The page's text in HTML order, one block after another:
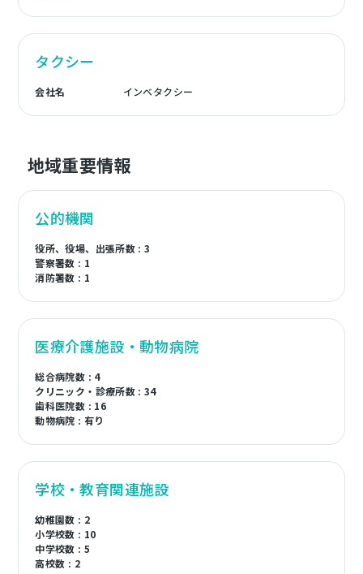
タクシー
会社名 インベタクシー
地域重要情報
公的機関
役所、役場、出張所数 : 3
警察署数 : 1
消防署数 : 1
医療介護施設・動物病院
総合病院数 : 4
クリニック・診療所数 : 34
歯科医院数 : 16
動物病院 : 有り
学校・教育関連施設
幼稚園数 : 2
小学校数 : 10
中学校数 : 5
高校数 : 2